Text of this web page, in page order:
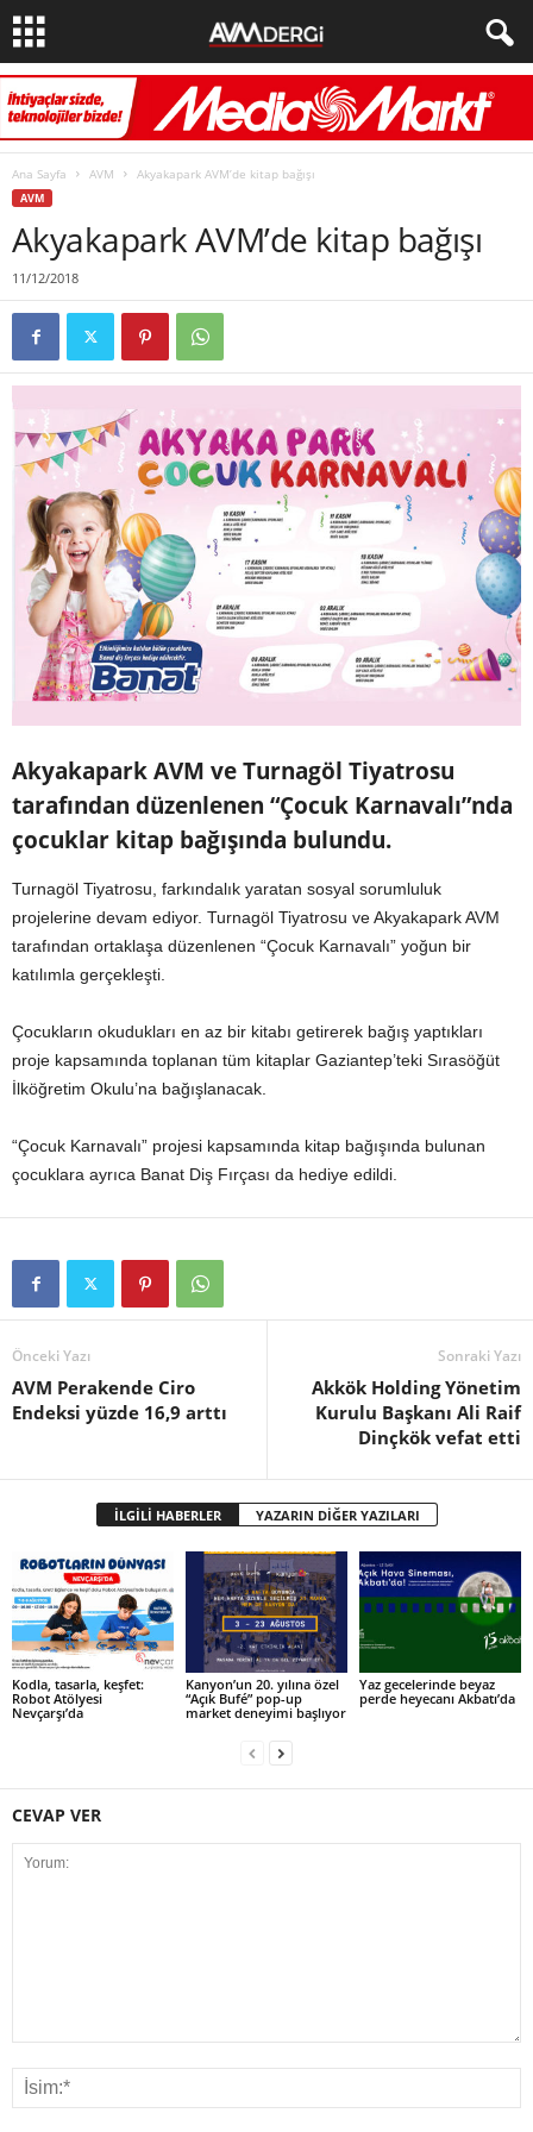
Ana Sayfa AVM Akyakapark AVM’de kitap bağışı
AVM
Akyakapark AVM’de kitap bağışı
11/12/2018
Akyakapark AVM ve Turnagöl Tiyatrosu
tarafından düzenlenen “Çocuk Karnavalı”nda
çocuklar kitap bağışında bulundu.
Turnagöl Tiyatrosu, farkındalık yaratan sosyal sorumluluk
projelerine devam ediyor. Turnagöl Tiyatrosu ve Akyakapark AVM
tarafından ortaklaşa düzenlenen “Çocuk Karnavalı” yoğun bir
katılımla gerçekleşti.
Çocukların okudukları en az bir kitabı getirerek bağış yaptıkları
proje kapsamında toplanan tüm kitaplar Gaziantep’teki Sırasöğüt
İlköğretim Okulu’na bağışlanacak.
“Çocuk Karnavalı” projesi kapsamında kitap bağışında bulunan
çocuklara ayrıca Banat Diş Fırçası da hediye edildi.
Önceki Yazı
AVM Perakende Ciro
Endeksi yüzde 16,9 arttı
Sonraki Yazı
Akkök Holding Yönetim
Kurulu Başkanı Ali Raif
Dinçkök vefat etti
İLGİLİ HABERLER YAZARIN DİĞER YAZILARI
Kodla, tasarla, keşfet:
Robot Atölyesi
Nevçarşı’da
Kanyon’un 20. yılına özel
“Açık Bufé” pop-up
market deneyimi başlıyor
Yaz gecelerinde beyaz
perde heyecanı Akbatı’da
CEVAP VER